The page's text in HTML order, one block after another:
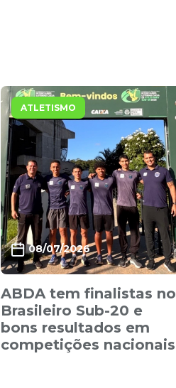
ATLETISMO
08/07/2026
ABDA tem finalistas no
Brasileiro Sub-20 e
bons resultados em
competições nacionais